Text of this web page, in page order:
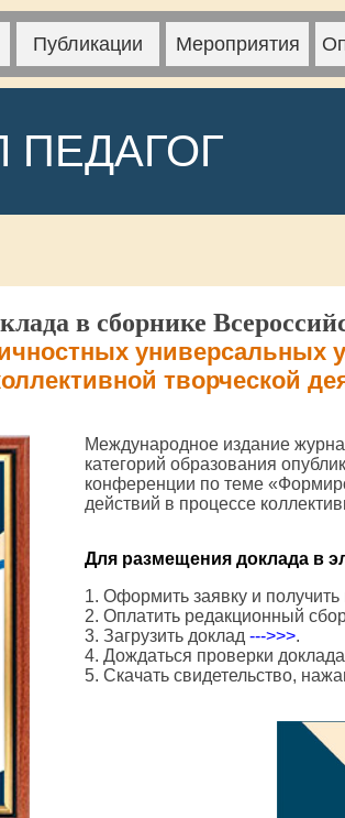
Публикации Мероприятия
ПЕДАГОГ
в сборнике
универсальных
творческой
Международное издание
категорий образования
конференции по теме
действий в процессе
Для размещения доклада в
1. Оформить заявку и получить
2. Оплатить редакционный
3. Загрузить доклад --->>>.
4. Дождаться проверки
5. Скачать свидетельство,